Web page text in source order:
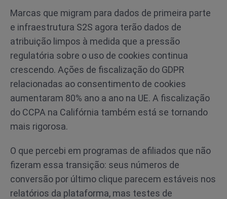
Marcas que migram para dados de primeira parte
e infraestrutura S2S agora terão dados de
atribuição limpos à medida que a pressão
regulatória sobre o uso de cookies continua
crescendo. Ações de fiscalização do GDPR
relacionadas ao consentimento de cookies
aumentaram 80% ano a ano na UE. A fiscalização
do CCPA na Califórnia também está se tornando
mais rigorosa.
O que percebi em programas de afiliados que não
fizeram essa transição: seus números de
conversão por último clique parecem estáveis nos
relatórios da plataforma, mas testes de